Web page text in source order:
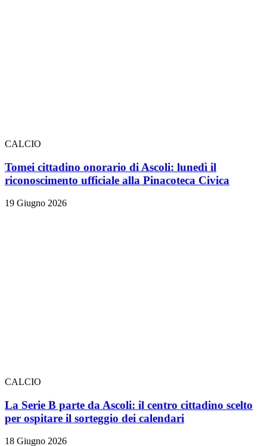
CALCIO
Tomei cittadino onorario di Ascoli: lunedì il
riconoscimento ufficiale alla Pinacoteca Civica
19 Giugno 2026
CALCIO
La Serie B parte da Ascoli: il centro cittadino scelto
per ospitare il sorteggio dei calendari
18 Giugno 2026